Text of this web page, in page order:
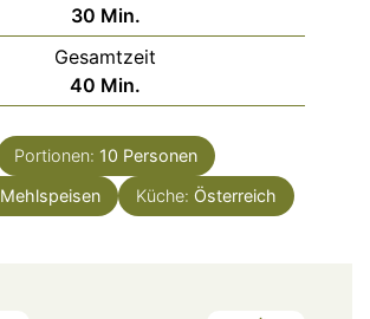
30Minuten
Min.
Gesamtzeit
40 Minuten
Min.
Portionen: 10 Personen
Mehlspeisen Küche: Österreich